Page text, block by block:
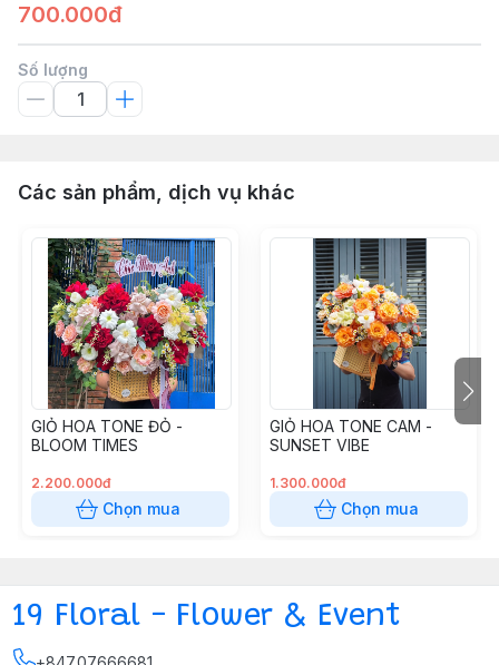
700.000đ
Số lượng
Các sản phẩm, dịch vụ khác
GIỎ HOA TONE ĐỎ -
BLOOM TIMES
2.200.000đ
Chọn mua
GIỎ HOA TONE CAM -
SUNSET VIBE
1.300.000đ
Chọn mua
19 Floral - Flower & Event